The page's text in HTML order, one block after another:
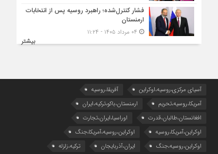
فشار کنترل‌شده؛ راهبرد روسیه پس از انتخابات
ارمنستان
بیشتر
آسیای مرکزی،روسیه،اوکراین
آفریقا،روسیه
آمریکا،روسیه،تحریم
ارمنستان،باکو،ترکیه،ایران
افغانستان،طالبان،قدرت
اوراسیا،ایران،تجارت
اوکراین،آمریکا،روسیه
اوکراین،روسیه،آمریکا،جنگ
اوکراین،روسیه،جنگ
ایران،آذربایجان
ترکیه،زلزله